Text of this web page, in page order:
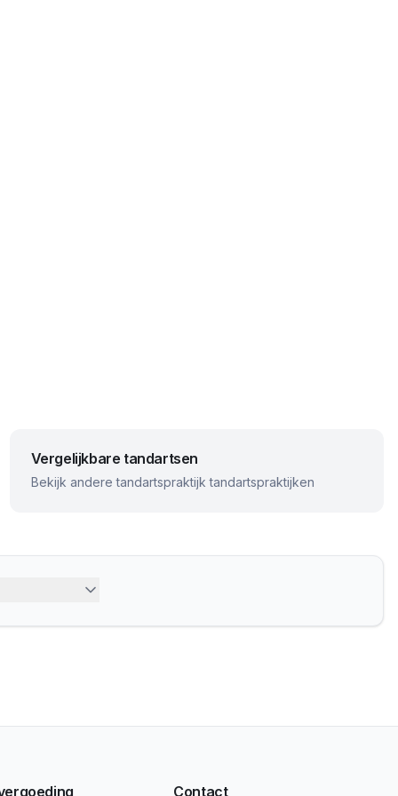
Vergelijkbare tandartsen
Bekijk anderetandartspraktijk tandartspraktijken
Contact